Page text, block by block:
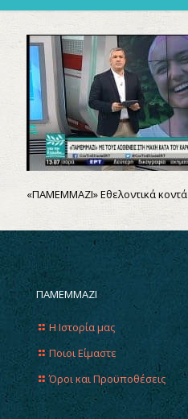
«ΠΑΜΕΜΜΑΖΙ» Εθελοντικά
ΠΑΜΕΜΜΑΖΙ
Η Ιστορία μας
Ποιοι Είμαστε
Όροι και Προϋποθέσεις